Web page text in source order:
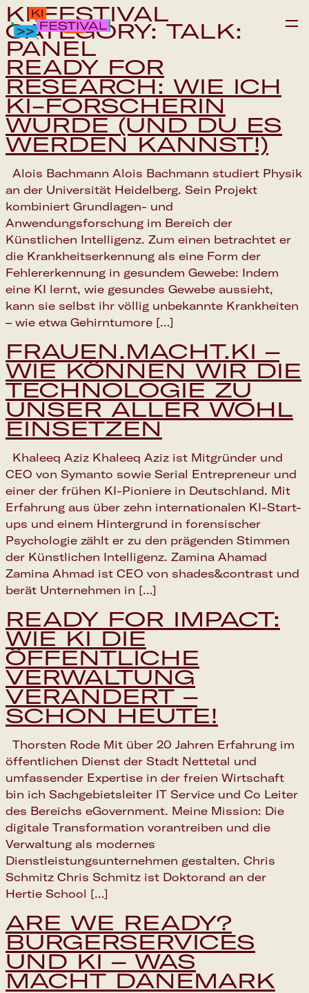
IPAI FOUNDATION
PROGRAMM
FAQS
EN
Save the date
KI FESTIVAL
CATEGORY: TALK:
PANEL
READY FOR
RESEARCH: WIE ICH
KI-FORSCHERIN
WURDE (UND DU ES
WERDEN KANNST!)
Alois Bachmann Alois Bachmann studiert Physik
an der Universität Heidelberg. Sein Projekt
kombiniert Grundlagen- und
Anwendungsforschung im Bereich der
Künstlichen Intelligenz. Zum einen betrachtet er
die Krankheitserkennung als eine Form der
Fehlererkennung in gesundem Gewebe: Indem
eine KI lernt, wie gesundes Gewebe aussieht,
kann sie selbst ihr völlig unbekannte Krankheiten
– wie etwa Gehirntumore […]
FRAUEN.MACHT.KI –
WIE KÖNNEN WIR DIE
TECHNOLOGIE ZU
UNSER ALLER WOHL
EINSETZEN
Khaleeq Aziz Khaleeq Aziz ist Mitgründer und
CEO von Symanto sowie Serial Entrepreneur und
einer der frühen KI-Pioniere in Deutschland. Mit
Erfahrung aus über zehn internationalen KI-Start-
ups und einem Hintergrund in forensischer
Psychologie zählt er zu den prägenden Stimmen
der Künstlichen Intelligenz. Zamina Ahamad
Zamina Ahmad ist CEO von shades&contrast und
berät Unternehmen in […]
READY FOR IMPACT:
WIE KI DIE
ÖFFENTLICHE
VERWALTUNG
VERÄNDERT –
SCHON HEUTE!
Thorsten Rode Mit über 20 Jahren Erfahrung im
öffentlichen Dienst der Stadt Nettetal und
umfassender Expertise in der freien Wirtschaft
bin ich Sachgebietsleiter IT Service und Co Leiter
des Bereichs eGovernment. Meine Mission: Die
digitale Transformation vorantreiben und die
Verwaltung als modernes
Dienstleistungsunternehmen gestalten. Chris
Schmitz Chris Schmitz ist Doktorand an der
Hertie School […]
ARE WE READY?
BÜRGERSERVICES
UND KI – WAS
MACHT DÄNEMARK